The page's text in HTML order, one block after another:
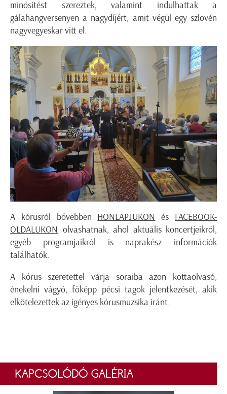
minősítést szereztek, valamint indulhattak a
gálahangversenyen a nagydíjért, amit végül egy szlovén
nagyvegyeskar vitt el.
A kórusról bővebben HONLAPJUKON és FACEBOOK-
OLDALUKON olvashatnak, ahol aktuális koncertjeikről,
egyéb programjaikról is naprakész információk
találhatók.
A kórus szeretettel várja soraiba azon kottaolvasó,
énekelni vágyó, főképp pécsi tagok jelentkezését, akik
elkötelezettek az igényes kórusmuzsika iránt.
KAPCSOLÓDÓ GALÉRIA